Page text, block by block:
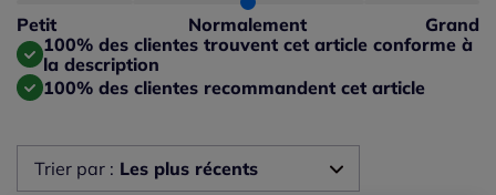
Petit Normalement Grand
Taille grand : 0%
100% des clientes trouvent cet article conforme à
la description
100% des clientes recommandent cet article
Trier par : Les plus récents